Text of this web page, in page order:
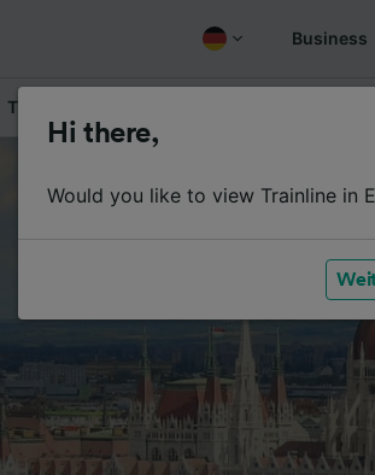
Business
Tickets kaufen
Hi there,
Would you like to view Trainline in